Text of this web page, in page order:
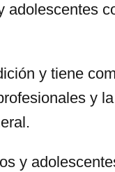
y tiene
y
y